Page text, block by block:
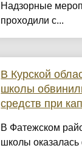
Надзорные
проходили с...
В Курской
школы
средств при
В Фатежском
школы оказалась